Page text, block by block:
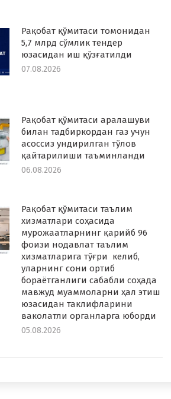
Рақобат қўмитаси томонидан
5,7 млрд сўмлик тендер
юзасидан иш қўзғатилди
07.08.2026
Рақобат қўмитаси аралашуви
билан тадбиркордан газ учун
асоссиз ундирилган тўлов
қайтарилиши таъминланди
06.08.2026
Рақобат қўмитаси таълим
хизматлари соҳасида
мурожаатларнинг қарийб 96
фоизи нодавлат таълим
хизматларига тўғри келиб,
уларнинг сони ортиб
бораётганлиги сабабли соҳада
мавжуд муаммоларни ҳал этиш
юзасидан таклифларини
ваколатли органларга юборди
05.08.2026